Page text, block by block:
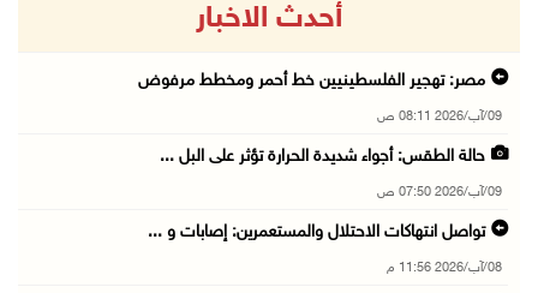
أحدث الاخبار
مصر: تهجير الفلسطينيين خط أحمر ومخطط مرفوض
09/آب/2026 08:11 ص
حالة الطقس: أجواء شديدة الحرارة تؤثر على البل ...
09/آب/2026 07:50 ص
تواصل انتهاكات الاحتلال والمستعمرين: إصابات و ...
08/آب/2026 11:56 م